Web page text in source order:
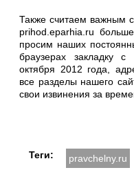
Также считаем важным
prihod.eparhia.ru
просим наших
браузерах закладку
октября 2012 года,
все разделы нашего
свои извинения за
Теги: pravchelny.ru